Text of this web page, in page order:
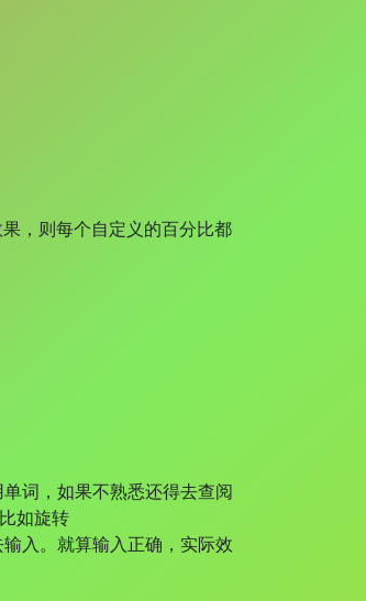
，则每个自定义的百分比都
词，如果不熟悉还得去查阅
如旋转
入。就算输入正确，实际效